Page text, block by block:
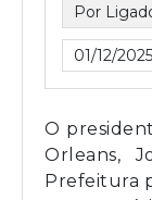
Por
01/12/2025
O
Orleans,
Prefeitura